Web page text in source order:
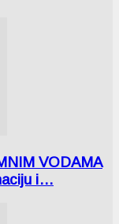
VODAMA
i…